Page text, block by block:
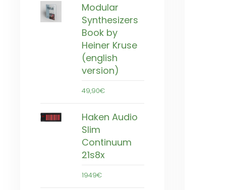
Modular
Synthesizers
Book by
Heiner Kruse
(english
version)
49,90€
Haken Audio
Slim
Continuum
21s8x
1949€